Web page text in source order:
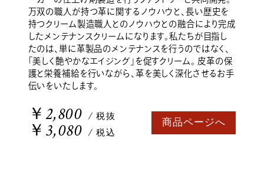
万双の職人が持つ革に関するノウハウと、長い歴史を
持つクリーム製造職人とのノウハウとの融合により完成
したメンテナンスクリームになります。私たちが目指し
たのは、単に革製品のメンテナンスを行うのではなく、
「美しく艶やかなエイジング」を促すクリーム。 皮革の保
護と栄養補給を行いながら、革を美しく深化させるお手
伝いをいたします。
￥2,800 / 税抜
￥3,080 / 税込
商品ページへ